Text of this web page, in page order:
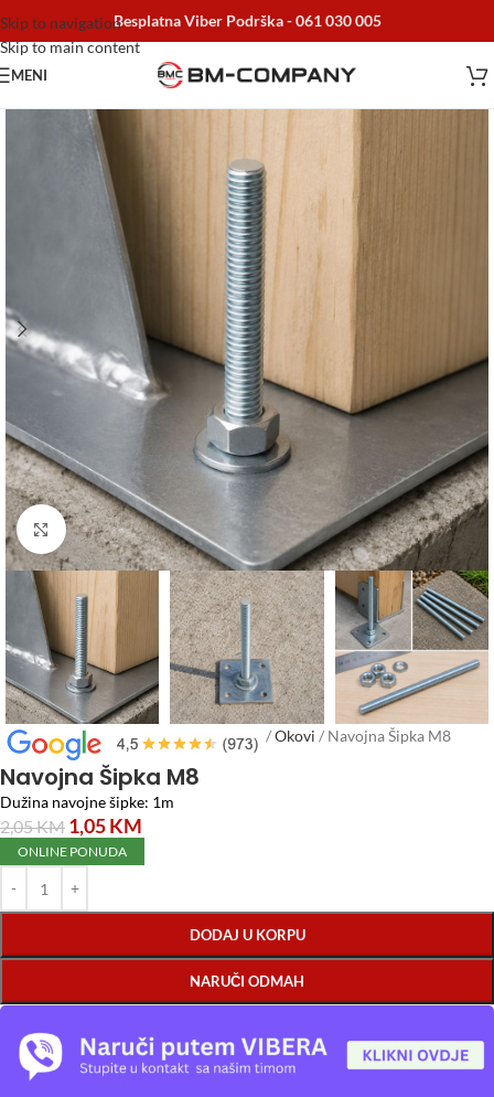
Skip to navigation
Skip to main content
Besplatna Viber Podrška -061 030 005
MENI
Click to enlarge
Početna/Repromaterijal za Namještaj /Okovi / Navojna Šipka M8
Navojna Šipka M8
Dužina navojne šipke: 1m
2,05KM 1,05KM
ONLINE PONUDA
DODAJ U KORPU
NARUČI ODMAH